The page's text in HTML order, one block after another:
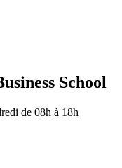
School
de 08h à 18h